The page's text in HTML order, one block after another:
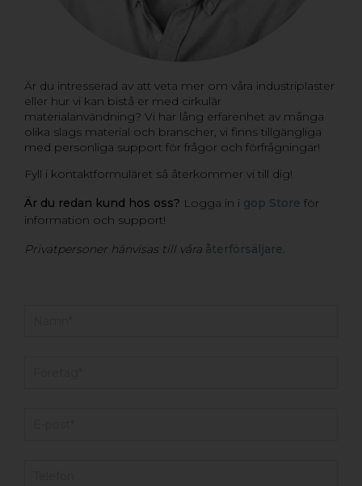
Är du intresserad av att veta mer om våra industriplaster
eller hur vi kan bistå er med cirkulär
materialanvändning? Vi har lång erfarenhet av många
olika slags material och branscher, vi finns tillgängliga
med personliga support för frågor och förfrågningar!
Fyll i kontaktformuläret så återkommer vi till dig!
Är du redan kund hos oss? Logga in i gop Store för
information och support!
Privatpersoner hänvisas till våra återförsäljare.